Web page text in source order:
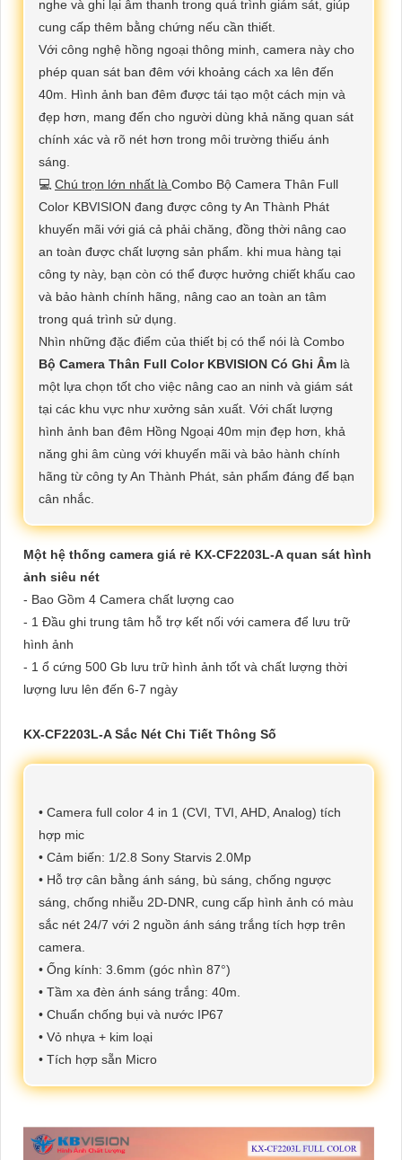
nghe và ghi lại âm thanh trong quá trình giám sát, giúp
cung cấp thêm bằng chứng nếu cần thiết.
Với công nghệ hồng ngoại thông minh, camera này cho
phép quan sát ban đêm với khoảng cách xa lên đến
40m. Hình ảnh ban đêm được tái tạo một cách mịn và
đẹp hơn, mang đến cho người dùng khả năng quan sát
chính xác và rõ nét hơn trong môi trường thiếu ánh
sáng.
💻 Chú trọn lớn nhất là Combo Bộ Camera Thân Full
Color KBVISION đang được công ty An Thành Phát
khuyến mãi với giá cả phải chăng, đồng thời nâng cao
an toàn được chất lượng sản phẩm. khi mua hàng tại
công ty này, bạn còn có thể được hưởng chiết khấu cao
và bảo hành chính hãng, nâng cao an toàn an tâm
trong quá trình sử dụng.
Nhìn những đặc điểm của thiết bị có thể nói là Combo
Bộ Camera Thân Full Color KBVISION Có Ghi Âm là
một lựa chọn tốt cho việc nâng cao an ninh và giám sát
tại các khu vực như xưởng sản xuất. Với chất lượng
hình ảnh ban đêm Hồng Ngoại 40m mịn đẹp hơn, khả
năng ghi âm cùng với khuyến mãi và bảo hành chính
hãng từ công ty An Thành Phát, sản phẩm đáng để bạn
cân nhắc.
Một hệ thống camera giá rẻ KX-CF2203L-A quan sát hình
ảnh siêu nét
- Bao Gồm 4 Camera chất lượng cao
- 1 Đầu ghi trung tâm hỗ trợ kết nối với camera để lưu trữ
hình ảnh
- 1 ổ cứng 500 Gb lưu trữ hình ảnh tốt và chất lượng thời
lượng lưu lên đến 6-7 ngày
KX-CF2203L-A Sắc Nét Chi Tiết Thông Số
• Camera full color 4 in 1 (CVI, TVI, AHD, Analog) tích
hợp mic
• Cảm biến: 1/2.8 Sony Starvis 2.0Mp
• Hỗ trợ cân bằng ánh sáng, bù sáng, chống ngược
sáng, chống nhiễu 2D-DNR, cung cấp hình ảnh có màu
sắc nét 24/7 với 2 nguồn ánh sáng trắng tích hợp trên
camera.
• Ống kính: 3.6mm (góc nhìn 87°)
• Tầm xa đèn ánh sáng trắng: 40m.
• Chuẩn chống bụi và nước IP67
• Vỏ nhựa + kim loại
• Tích hợp sẵn Micro